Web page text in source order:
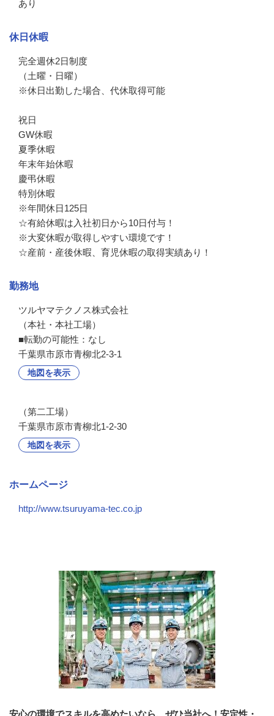
あり
休日休暇
完全週休2日制度
（土曜・日曜）
※休日出勤した場合、代休取得可能
祝日
GW休暇
夏季休暇
年末年始休暇
慶弔休暇
特別休暇
※年間休日125日
☆有給休暇は入社初日から10日付与！
※大変休暇が取得しやすい環境です！
☆産前・産後休暇、育児休暇の取得実績あり！
勤務地
ツルヤマテクノス株式会社
（本社・本社工場）
■転勤の可能性：なし
千葉県市原市青柳北2-3-1
地図を表示
（第二工場）
千葉県市原市青柳北1-2-30
地図を表示
ホームページ
http://www.tsuruyama-tec.co.jp
安心の環境でスキルを高めたいなら、ぜひ当社へ！安定性・